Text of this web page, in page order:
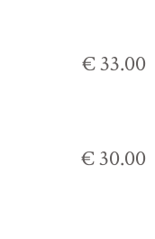
€ 33.00
€ 30.00